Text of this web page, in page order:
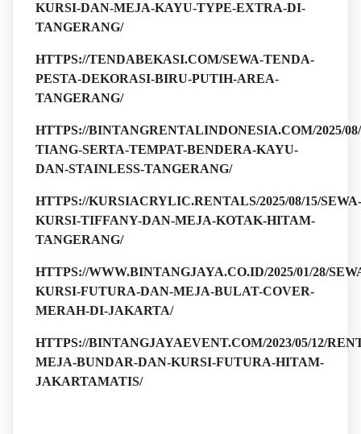
KURSI-DAN-MEJA-KAYU-TYPE-EXTRA-DI-
TANGERANG/
HTTPS://TENDABEKASI.COM/SEWA-TENDA-
PESTA-DEKORASI-BIRU-PUTIH-AREA-
TANGERANG/
HTTPS://BINTANGRENTALINDONESIA.COM/2025/08/
TIANG-SERTA-TEMPAT-BENDERA-KAYU-
DAN-STAINLESS-TANGERANG/
HTTPS://KURSIACRYLIC.RENTALS/2025/08/15/SEWA-
KURSI-TIFFANY-DAN-MEJA-KOTAK-HITAM-
TANGERANG/
HTTPS://WWW.BINTANGJAYA.CO.ID/2025/01/28/
KURSI-FUTURA-DAN-MEJA-BULAT-COVER-
MERAH-DI-JAKARTA/
HTTPS://BINTANGJAYAEVENT.COM/2023/05/12/
MEJA-BUNDAR-DAN-KURSI-FUTURA-HITAM-
JAKARTAMATIS/